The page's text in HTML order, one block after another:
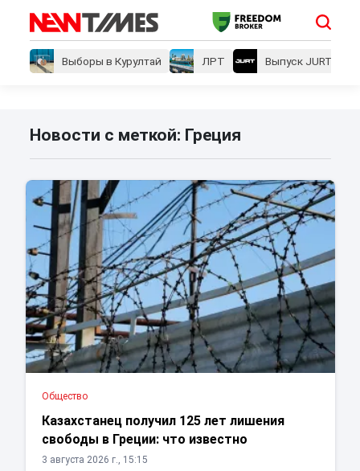
Выборы в Курултай ЛРТ Выпуск JURT
Новости с меткой: Греция
Общество
Казахстанец получил 125 лет лишения
свободы в Греции: что известно
3 августа 2026 г., 15:15